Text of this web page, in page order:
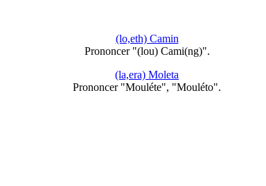
(lo,eth) Camin
Prononcer "(lou) Cami(ng)".
(la,era) Moleta
Prononcer "Mouléte", "Mouléto".